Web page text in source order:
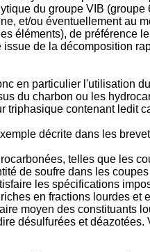
du groupe VIB
et/ou éventuellement au
éléments), de préférence
de la décomposition
en particulier l'utilisation
du charbon ou les
triphasique contenant ledit
décrite dans les
telles que les
de soufre dans les
les spécifications
en fractions lourdes
moyen des constituants
désulfurées et